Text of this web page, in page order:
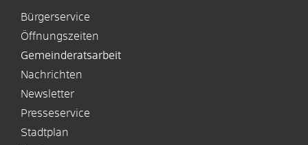
Bürgerservice
Öffnungszeiten
Gemeinderatsarbeit
Nachrichten
Newsletter
Presseservice
Stadtplan